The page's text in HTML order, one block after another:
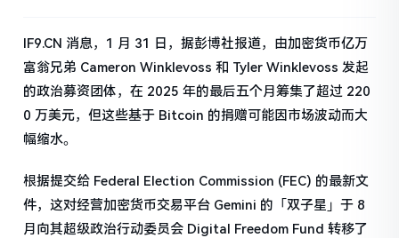
IF9.CN 消息，1 月 31 日，据彭博社报道，由加密货币亿万
富翁兄弟 Cameron Winklevoss 和 Tyler Winklevoss 发起
的政治募资团体，在 2025 年的最后五个月筹集了超过 220
0 万美元，但这些基于 Bitcoin 的捐赠可能因市场波动而大
幅缩水。
根据提交给 Federal Election Commission (FEC) 的最新文
件，这对经营加密货币交易平台 Gemini 的「双子星」于 8
月向其超级政治行动委员会 Digital Freedom Fund 转移了